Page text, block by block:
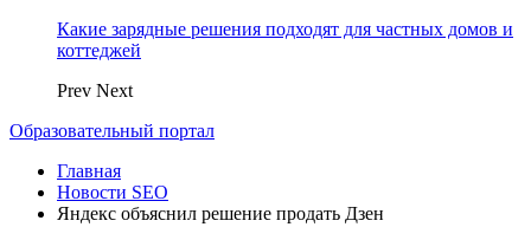
Какие зарядные решения подходят для частных домов и
коттеджей
Prev Next
Образовательный портал
Главная
Новости SEO
Яндекс объяснил решение продать Дзен